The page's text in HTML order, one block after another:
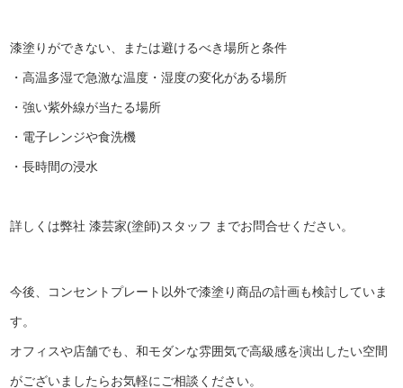
漆塗りができない、または避けるべき場所と条件
・高温多湿で急激な温度・湿度の変化がある場所
・強い紫外線が当たる場所
・電子レンジや食洗機
・長時間の浸水
詳しくは弊社 漆芸家(塗師)スタッフ までお問合せください。
今後、コンセントプレート以外で漆塗り商品の計画も検討していま
す。
オフィスや店舗でも、和モダンな雰囲気で高級感を演出したい空間
がございましたらお気軽にご相談ください。